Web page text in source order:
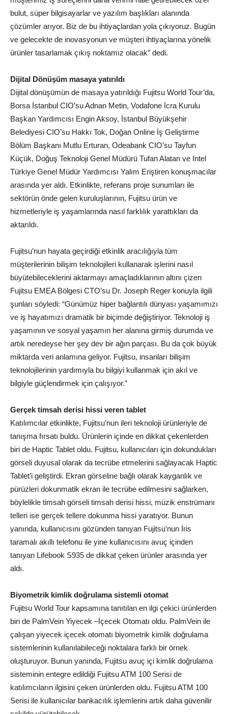
bulut, süper bilgisayarlar ve yazılım başlıkları alanında
çözümler arıyor. Biz de bu ihtiyaçlardan yola çıkıyoruz. Bugün
ve gelecekte de inovasyonun ve müşteri ihtiyaçlarına yönelik
ürünler tasarlamak çıkış noktamız olacak” dedi.
Dijital Dönüşüm masaya yatırıldı
Dijital dönüşümün de masaya yatırıldığı Fujitsu World Tour’da,
Borsa İstanbul CIO’su Adnan Metin, Vodafone İcra Kurulu
Başkan Yardımcısı Engin Aksoy, İstanbul Büyükşehir
Belediyesi CIO’su Hakkı Tok, Doğan Online İş Geliştirme
Bölüm Başkanı Mutlu Erturan, Odeabank CIO’su Tayfun
Küçük, Doğuş Teknoloji Genel Müdürü Tufan Alatan ve Intel
Türkiye Genel Müdür Yardımcısı Yalım Eriştiren konuşmacılar
arasında yer aldı. Etkinlikte, referans proje sunumları ile
sektörün önde gelen kuruluşlarının, Fujitsu ürün ve
hizmetleriyle iş yaşamlarında nasıl farklılık yarattıkları da
aktarıldı.
Fujitsu’nun hayata geçirdiği etkinlik aracılığıyla tüm
müşterilerinin bilişim teknolojileri kullanarak işlerini nasıl
büyütebileceklerini aktarmayı amaçladıklarının altını çizen
Fujitsu EMEA Bölgesi CTO’su Dr. Joseph Reger konuyla ilgili
şunları söyledi: “Günümüz hiper bağlantılı dünyası yaşamımızı
ve iş hayatımızı dramatik bir biçimde değiştiriyor. Teknoloji iş
yaşamının ve sosyal yaşamın her alanına girmiş durumda ve
artık neredeyse her şey dev bir ağın parçası. Bu da çok büyük
miktarda veri anlamına geliyor. Fujitsu, insanları bilişim
teknolojilerinin yardımıyla bu bilgiyi kullanmak için akıl ve
bilgiyle güçlendirmek için çalışıyor.”
Gerçek timsah derisi hissi veren tablet
Katılımcılar etkinlikte, Fujitsu’nun ileri teknoloji ürünleriyle de
tanışma fırsatı buldu. Ürünlerin içinde en dikkat çekenlerden
biri de Haptic Tablet oldu. Fujitsu, kullanıcıları için dokundukları
görseli duyusal olarak da tecrübe etmelerini sağlayacak Haptic
Tablet’i geliştirdi. Ekran görseline bağlı olarak kayganlık ve
pürüzleri dokunmatik ekran ile tecrübe edilmesini sağlarken,
böylelikle timsah görseli timsah derisi hissi, müzik enstrümanı
telleri ise gerçek tellere dokunma hissi yaratıyor. Bunun
yanında, kullanıcısını gözünden tanıyan Fujitsu’nun İris
taramalı akıllı telefonu ile yine kullanıcısını avuç içinden
tanıyan Lifebook S935 de dikkat çeken ürünler arasında yer
aldı.
Biyometrik kimlik doğrulama sistemli otomat
Fujitsu World Tour kapsamına tanıtılan en ilgi çekici ürünlerden
biri de PalmVein Yiyecek –İçecek Otomatı oldu. PalmVein ile
çalışan yiyecek içecek otomatı biyometrik kimlik doğrulama
sistemlerinin kullanılabileceği noktalara farklı bir örnek
oluşturuyor. Bunun yanında, Fujitsu avuç içi kimlik doğrulama
sisteminin entegre edildiği Fujitsu ATM 100 Serisi de
katılımcıların ilgisini çeken ürünlerden oldu. Fujitsu ATM 100
Serisi ile kullanıcılar bankacılık işlemlerini artık daha güvenilir